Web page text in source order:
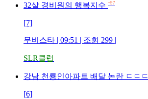
32살 경비원의 행복지수 +97
[7]
무비스타 | 09:51 | 조회 299 |
SLR클럽
강남 천룡인아파트 배달 논란 ㄷㄷㄷ
[6]